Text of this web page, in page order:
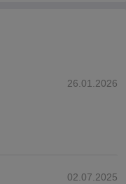
26.01.2026
02.07.2025